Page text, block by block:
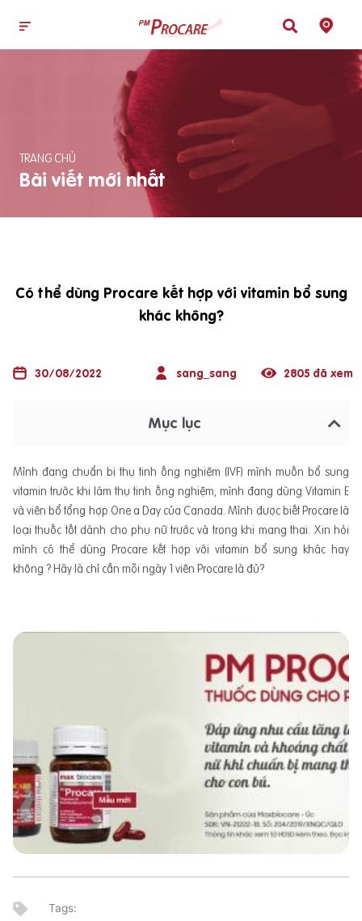
TRANG CHỦ
Bài viết mới nhất
Có thể dùng Procare kết hợp với vitamin bổ sung
khác không?
30/08/2022 sang_sang 2805 đã xem
Mục lục
Mình đang chuẩn bị thụ tinh ống nghiệm (IVF) mình muốn bổ sung
vitamin trước khi làm thụ tinh ống nghiệm, mình đang dùng Vitamin E
và viên bổ tổng hợp One a Day của Canada. Mình được biết Procare là
loại thuốc tốt dành cho phụ nữ trước và trong khi mang thai. Xin hỏi
mình có thể dùng Procare kết hợp với vitamin bổ sung khác hay
không ? Hãy là chỉ cần mỗi ngày 1 viên Procare là đủ?